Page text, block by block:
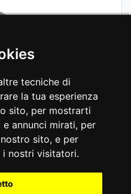
tecniche di
la tua esperienza
sito, per mostrarti
annunci mirati, per
sito, e per
nostri visitatori.